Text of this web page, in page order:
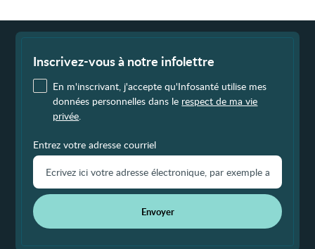
Inscrivez-vous à notre infolettre
En m'inscrivant, j'accepte qu'Infosanté utilise mes
données personnelles dans le respect de ma vie
privée
Entrez votre adresse courriel
Envoyer